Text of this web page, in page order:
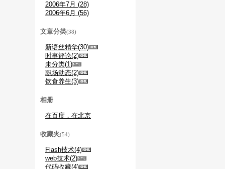
2006年7月 (28)
2006年6月 (56)
文章分类(38)
新语丝精华(30)
时事评论(2)
未分类(1)
职场动态(2)
饮食养生(3)
相册
在百度，在北京
收藏夹(54)
Flash技术(4)
web技术(2)
代码收藏(4)